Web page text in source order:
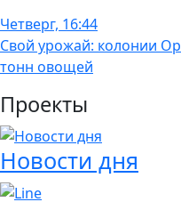
Четверг, 16:44
Свой урожай: колонии
тонн овощей
Проекты
Новости дня